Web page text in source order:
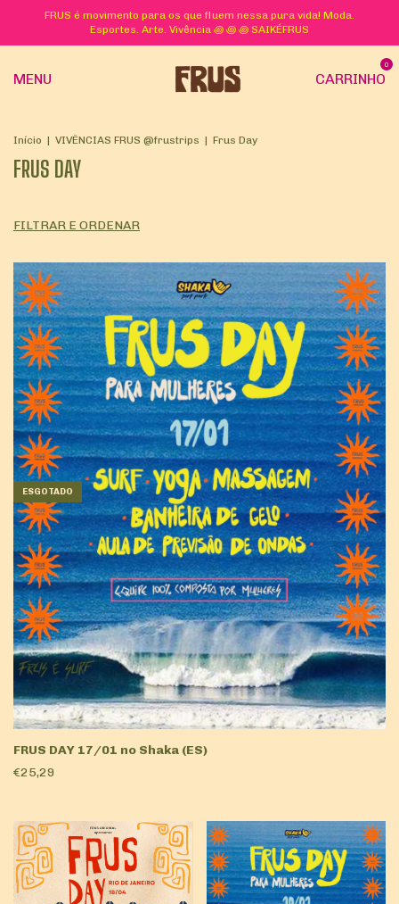
FRUS é movimento para os que fluem nessa pura vida! Moda.
Esportes. Arte. Vivência ꩜ ꩜ ꩜ SAIKÉFRUS
MENU CARRINHO
0
Início | VIVÊNCIAS FRUS @frustrips | Frus Day
FRUS DAY
FILTRAR E ORDENAR
ESGOTADO
FRUS DAY 17/01 no Shaka (ES)
€25,29